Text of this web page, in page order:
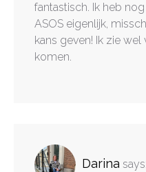
fantastisch. Ik heb
ASOS eigenlijk,
kans geven! Ik zie
komen.
Darina says: